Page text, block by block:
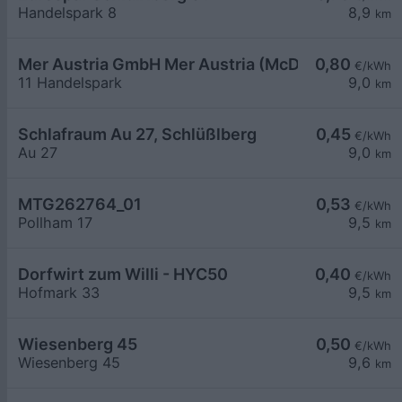
8,9 km
Handelspark 8
0,80 €/kWh
9,0 km
Mer Austria GmbH Mer Austria (McD) -
11 Handelspark
0,45 €/kWh
9,0 km
Schlafraum Au 27, Schlüßlberg
Au 27
0,53 €/kWh
9,5 km
MTG262764_01
Pollham 17
0,40 €/kWh
9,5 km
Dorfwirt zum Willi - HYC50
Hofmark 33
0,50 €/kWh
9,6 km
Wiesenberg 45
Wiesenberg 45